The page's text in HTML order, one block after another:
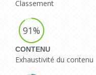
Classement
91%
CONTENU
Exhaustivité du contenu